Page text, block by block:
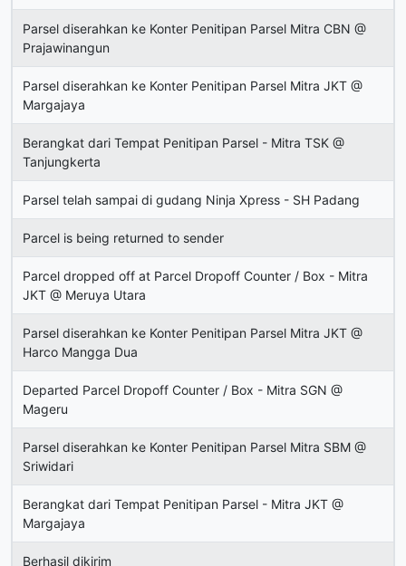
Parsel diserahkan ke Konter Penitipan Parsel Mitra CBN @
Prajawinangun
Parsel diserahkan ke Konter Penitipan Parsel Mitra JKT @
Margajaya
Berangkat dari Tempat Penitipan Parsel - Mitra TSK @
Tanjungkerta
Parsel telah sampai di gudang Ninja Xpress - SH Padang
Parcel is being returned to sender
Parcel dropped off at Parcel Dropoff Counter / Box - Mitra
JKT @ Meruya Utara
Parsel diserahkan ke Konter Penitipan Parsel Mitra JKT @
Harco Mangga Dua
Departed Parcel Dropoff Counter / Box - Mitra SGN @
Mageru
Parsel diserahkan ke Konter Penitipan Parsel Mitra SBM @
Sriwidari
Berangkat dari Tempat Penitipan Parsel - Mitra JKT @
Margajaya
Berhasil dikirim